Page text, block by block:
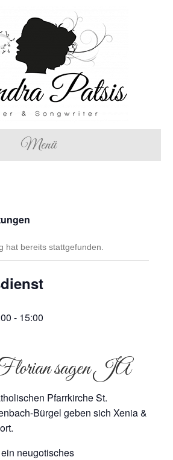
Menü
hat bereits stattgefunden.
- 15:00
sagen JA
Pfarrkirche St.
Bürgel geben sich Xenia &
neugotisches